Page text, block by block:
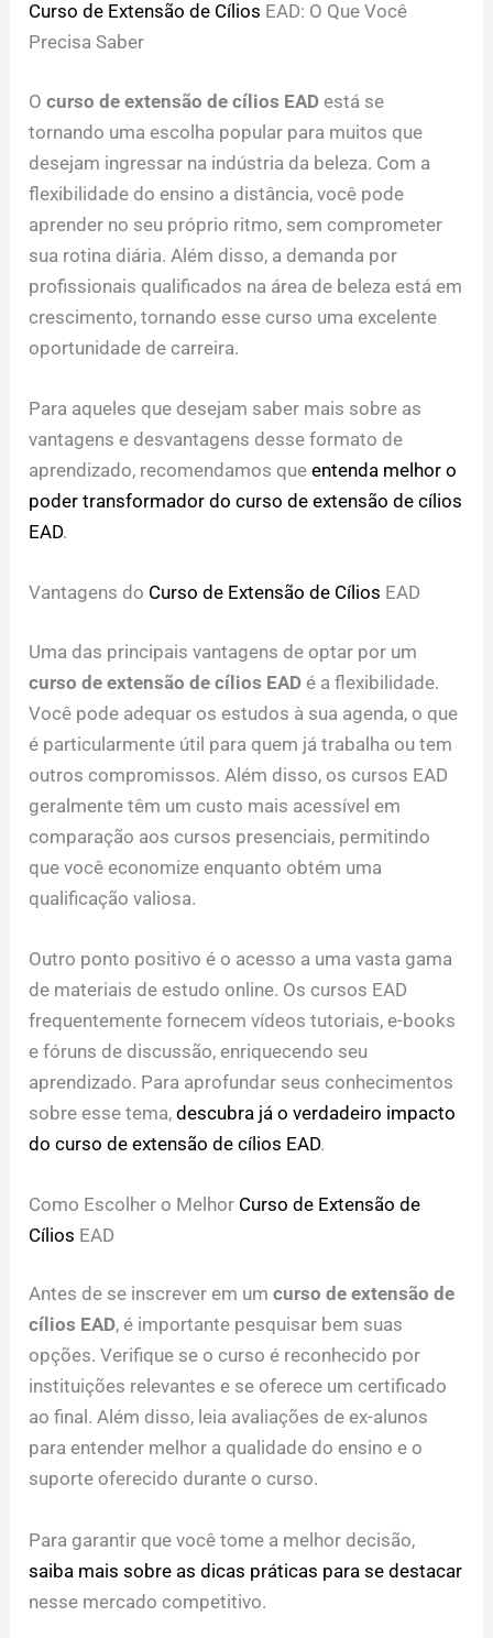
Curso de Extensão de Cílios EAD: O Que Você
Precisa Saber
Ocurso de extensão de cílios EAD está se
tornando uma escolha popular para muitos que
desejam ingressar na indústria da beleza. Com a
flexibilidade do ensino a distância, você pode
aprender no seu próprio ritmo, sem comprometer
sua rotina diária. Além disso, a demanda por
profissionais qualificados na área de beleza está em
crescimento, tornando esse curso uma excelente
oportunidade de carreira.
Para aqueles que desejam saber mais sobre as
vantagens e desvantagens desse formato de
aprendizado, recomendamos queentenda melhor o
poder transformador do curso de extensão de cílios
EAD.
Vantagens do Curso de Extensão de Cílios EAD
Uma das principais vantagens de optar por um
curso de extensão de cílios EAD é a flexibilidade.
Você pode adequar os estudos à sua agenda, o que
é particularmente útil para quem já trabalha ou tem
outros compromissos. Além disso, os cursos EAD
geralmente têm um custo mais acessível em
comparação aos cursos presenciais, permitindo
que você economize enquanto obtém uma
qualificação valiosa.
Outro ponto positivo é o acesso a uma vasta gama
de materiais de estudo online. Os cursos EAD
frequentemente fornecem vídeos tutoriais, e-books
e fóruns de discussão, enriquecendo seu
aprendizado. Para aprofundar seus conhecimentos
sobre esse tema,descubra já o verdadeiro impacto
do curso de extensão de cílios EAD.
Como Escolher o Melhor Curso de Extensão de
Cílios EAD
Antes de se inscrever em umcurso de extensão de
cílios EAD, é importante pesquisar bem suas
opções. Verifique se o curso é reconhecido por
instituições relevantes e se oferece um certificado
ao final. Além disso, leia avaliações de ex-alunos
para entender melhor a qualidade do ensino e o
suporte oferecido durante o curso.
Para garantir que você tome a melhor decisão,
saiba mais sobre as dicas práticas para se destacar
nesse mercado competitivo.